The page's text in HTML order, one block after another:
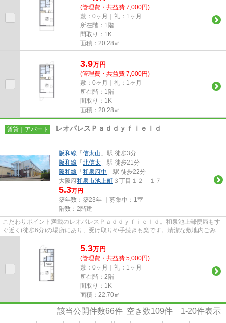
(管理費・共益費 7,000円)
敷：0ヶ月｜礼：1ヶ月
所在階：1階
間取り：1K
面積：20.28㎡
3.9万円
(管理費・共益費 7,000円)
敷：0ヶ月｜礼：1ヶ月
所在階：1階
間取り：1K
面積：20.28㎡
賃貸｜アパート レオパレスＰａｄｄｙｆｉｅｌｄ
阪和線 「 信太山 」駅 徒歩3分
阪和線 「 北信太 」駅 徒歩21分
阪和線 「 和泉府中 」駅 徒歩22分
大阪府和泉市池上町 ３丁目１２－１７
5.3万円
築年数：築23年 ｜募集中： 1室
階数：2階建
こだわりポイント満載のレオパレスＰａｄｄｙｆｉｅｌｄ。和泉池上郵便局もす
ぐ近く(徒歩6分)の場所にあり、受け取りや手続きも楽です。清潔な敷地内ごみ置
5.3万円
(管理費・共益費 5,000円)
敷：0ヶ月｜礼：1ヶ月
所在階：2階
間取り：1K
面積：22.70㎡
該当公開件数66件 空き数109件 1-20件表示